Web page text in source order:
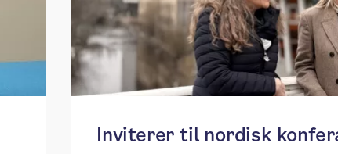
Inviterer til nordisk